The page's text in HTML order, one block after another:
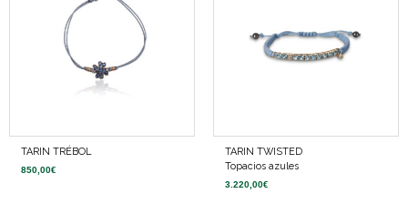
TARIN TRÉBOL
850,00€
TARIN TWISTED
Topacios azules
3.220,00€